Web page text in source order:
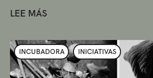
LEE MÁS
INCUBADORA INICIATIVAS